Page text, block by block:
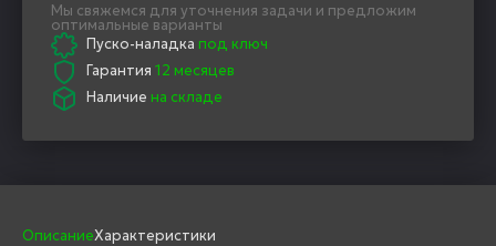
Мы свяжемся для уточнения задачи и предложим
оптимальные варианты
Пуско-наладка под ключ
Гарантия 12 месяцев
Наличие на складе
ОписаниеХарактеристики